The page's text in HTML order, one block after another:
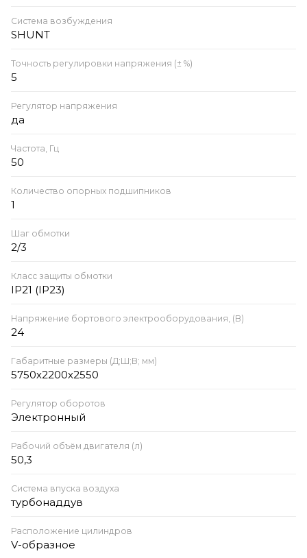
Система возбуждения
SHUNT
Точность регулировки напряжения (± %)
5
Регулятор напряжения
да
Частота, Гц
50
Количество опорных подшипников
1
Шаг обмотки
2/3
Класс защиты обмотки
IP21 (IP23)
Напряжение бортового электрооборудования, (В)
24
Габаритные размеры (Д;Ш;В; мм)
5750х2200х2550
Регулятор оборотов
Электронный
Рабочий объём двигателя (л)
50,3
Система впуска воздуха
турбонаддув
Расположение цилиндров
V-образное